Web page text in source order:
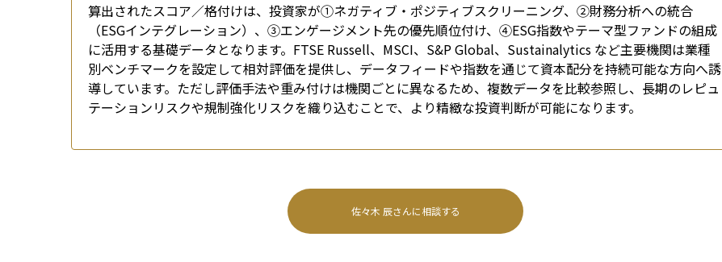
算出されたスコア／格付けは、投資家が①ネガティブ・ポジティブスクリーニング、②財務分析への統合
（ESGインテグレーション）、③エンゲージメント先の優先順位付け、④ESG指数やテーマ型ファンドの組成
に活用する基礎データとなります。FTSE Russell、MSCI、S&P Global、Sustainalytics など主要機関は業種
別ベンチマークを設定して相対評価を提供し、データフィードや指数を通じて資本配分を持続可能な方向へ誘
導しています。ただし評価手法や重み付けは機関ごとに異なるため、複数データを比較参照し、長期のレピュ
テーションリスクや規制強化リスクを織り込むことで、より精緻な投資判断が可能になります。
佐々木 辰さんに相談する